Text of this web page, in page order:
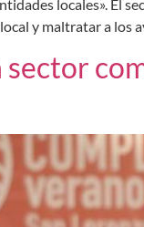
locales». El
y maltratar a
sector